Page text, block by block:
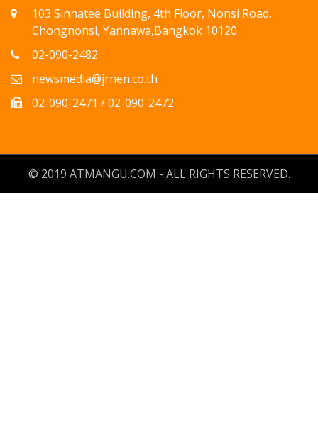
103 Sinnatee Building, 4th Floor, Nonsi Road,
Chongnonsi, Yannawa,Bangkok 10120
02-090-2482
newsmedia@jrnen.co.th
02-090-2471 / 02-090-2472
© 2019 ATMANGU.COM - ALL RIGHTS RESERVED.